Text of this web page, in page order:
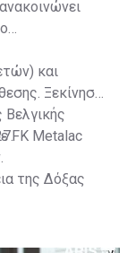
και
Ξεκίνησε
Βελγικής
FK Metalac
της Δόξας